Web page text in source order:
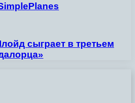
сыграет в третьем